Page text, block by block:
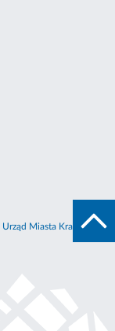
Urząd Miasta Krakowa